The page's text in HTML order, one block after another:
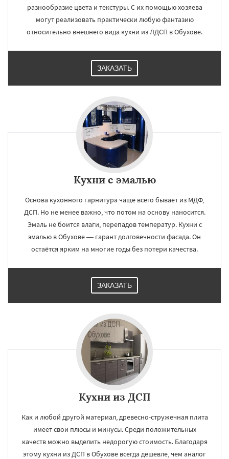
Работаем по
регионам
×
разнообразие цвета и текстуры. С их помощью хозяева
могут реализовать практически любую фантазию
относительно внешнего вида кухни из ЛДСП в Обухове.
ЗАКАЗАТЬ
Кухни с эмалью
Основа кухонного гарнитура чаще всего бывает из МДФ,
ДСП. Но не менее важно, что потом на основу наносится.
Эмаль не боится влаги, перепадов температур. Кухни с
эмалью в Обухове — гарант долговечности фасада. Он
остаётся ярким на многие годы без потери качества.
ЗАКАЗАТЬ
Кухни из ДСП
Как и любой другой материал, древесно-стружечная плита
имеет свои плюсы и минусы. Среди положительных
качеств можно выделить недорогую стоимость. Благодаря
этому кухни из ДСП в Обухове всегда дешевле, чем аналог
УЗНАТЬ ПОДРОБНЕЕ ×